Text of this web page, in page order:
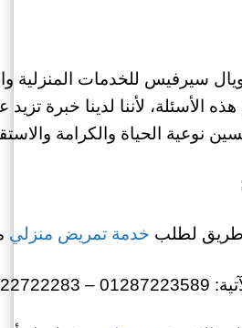
سيرفيس للخدمات المنزلية
نوعية الحياة والكرامة
طريق لطلب خدمة تمريض منزلي